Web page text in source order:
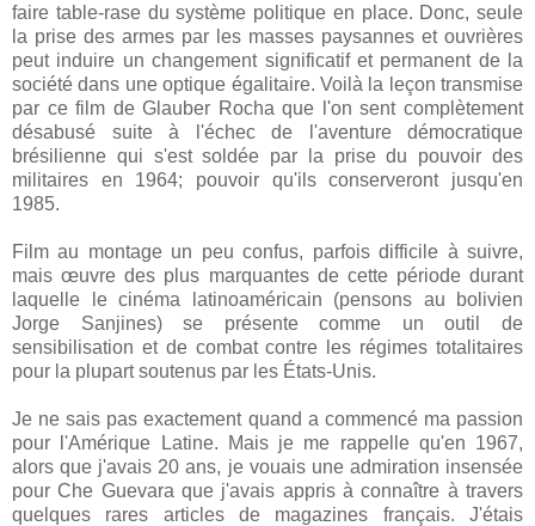
faire table-rase du système politique en place. Donc, seule
la prise des armes par les masses paysannes et ouvrières
peut induire un changement significatif et permanent de la
société dans une optique égalitaire. Voilà la leçon transmise
par ce film de Glauber Rocha que l'on sent complètement
désabusé suite à l'échec de l'aventure démocratique
brésilienne qui s'est soldée par la prise du pouvoir des
militaires en 1964; pouvoir qu'ils conserveront jusqu'en
1985.
Film au montage un peu confus, parfois difficile à suivre,
mais œuvre des plus marquantes de cette période durant
laquelle le cinéma latinoaméricain (pensons au bolivien
Jorge Sanjines) se présente comme un outil de
sensibilisation et de combat contre les régimes totalitaires
pour la plupart soutenus par les États-Unis.
Je ne sais pas exactement quand a commencé ma passion
pour l'Amérique Latine. Mais je me rappelle qu'en 1967,
alors que j'avais 20 ans, je vouais une admiration insensée
pour Che Guevara que j'avais appris à connaître à travers
quelques rares articles de magazines français. J'étais